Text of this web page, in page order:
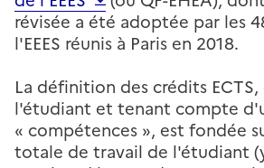
révisée a été adoptée par les
l'EEES réunis à Paris en 2018.
La définition des crédits
l'étudiant et tenant compte
« compétences », est fondée
totale de travail de l'étudiant